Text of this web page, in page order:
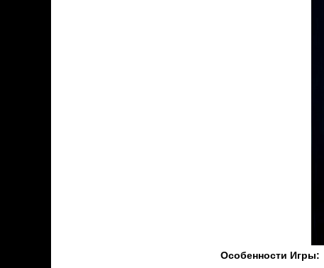
Особенности Игры: